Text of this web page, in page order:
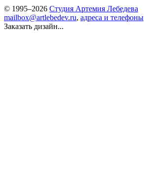
© 1995–2026 Студия Артемия Лебедева
mailbox@artlebedev.ru, адреса и телефоны
Заказать дизайн...